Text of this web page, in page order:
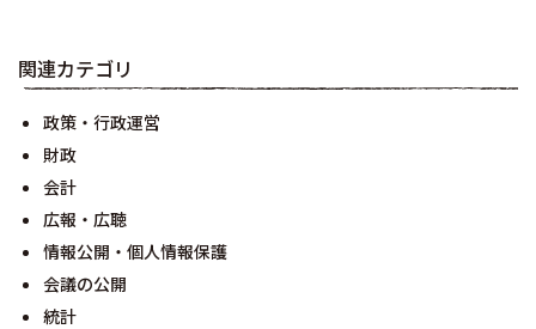
関連カテゴリ
政策・行政運営
財政
会計
広報・広聴
情報公開・個人情報保護
会議の公開
統計